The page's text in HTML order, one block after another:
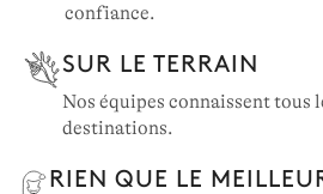
confiance.
SUR LE TERRAIN
Nos équipes connaissent tous
destinations.
RIEN QUE LE